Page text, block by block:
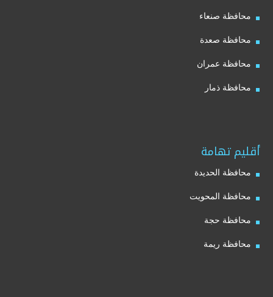
محافظة صنعاء
محافظة صعدة
محافظة عمران
محافظة ذمار
أقليم تهامة
محافظة الحديدة
محافظة المحويت
محافظة حجة
محافظة ريمة